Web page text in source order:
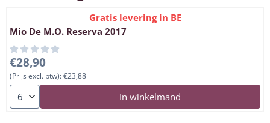
Gratis levering in BE
Mio De M.O. Reserva 2017
Prijs: 28,90, exclusief btw: 23,88
€28,90
(Prijs excl. btw):€23,88
Aantal kiezen voor Mio De M.O. Reserva 2017
In winkelmand